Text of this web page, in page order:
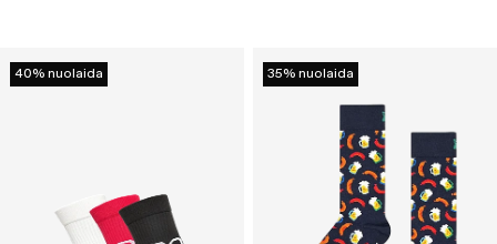
40% nuolaida 35% nuolaida